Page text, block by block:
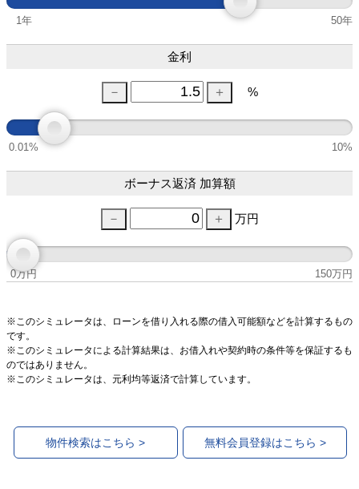
1年 50年
金利
%
0.01% 10%
ボーナス返済 加算額
万円
0万円 150万円
※このシミュレータは、ローンを借り入れる際の借入可能額などを計算するもの
です。
※このシミュレータによる計算結果は、お借入れや契約時の条件等を保証するも
のではありません。
※このシミュレータは、元利均等返済で計算しています。
物件検索はこちら > 無料会員登録はこちら >